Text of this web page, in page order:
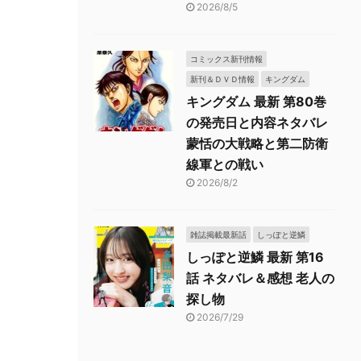
2026/8/5
コミックス新刊情報
新刊＆ＤＶＤ情報 キングダム
キングダム 最新 第80巻
の発売日と内容ネタバレ
蒙恬の大戦略と第二防衛
線軍との戦い
2026/8/2
雑誌掲載最新話 しっぽと逆鱗
しっぽと逆鱗 最新 第16
話 ネタバレ＆感想 老人の
探し物
2026/7/29